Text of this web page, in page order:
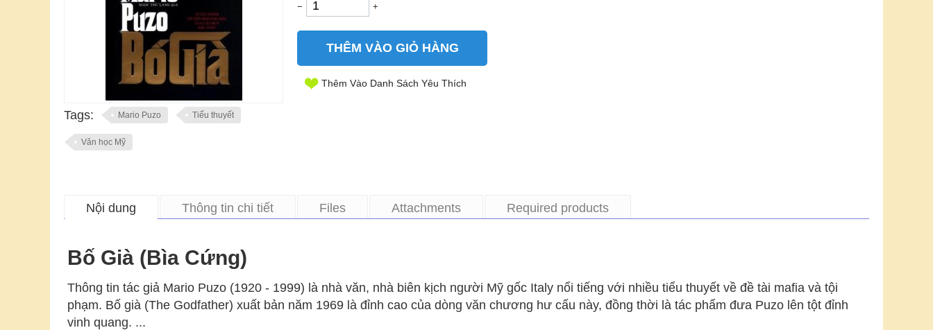
Tags: Mario Puzo Tiểu thuyết
Văn học Mỹ
− +
THÊM VÀO GIỎ HÀNG
Thêm Vào Danh Sách Yêu Thích
Nội dung Thông tin chi tiết Files Attachments Required products
Bố Già (Bìa Cứng)
Thông tin tác giả Mario Puzo (1920 - 1999) là nhà văn, nhà biên kịch người Mỹ gốc Italy nổi tiếng với nhiều tiểu thuyết về đề tài mafia và tội
phạm. Bố già (The Godfather) xuất bản năm 1969 là đỉnh cao của dòng văn chương hư cấu này, đồng thời là tác phẩm đưa Puzo lên tột đỉnh
vinh quang. ...